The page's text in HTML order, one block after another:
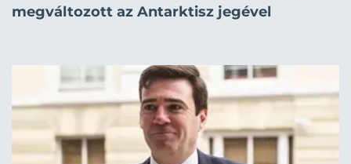
megváltozott az Antarktisz jegével